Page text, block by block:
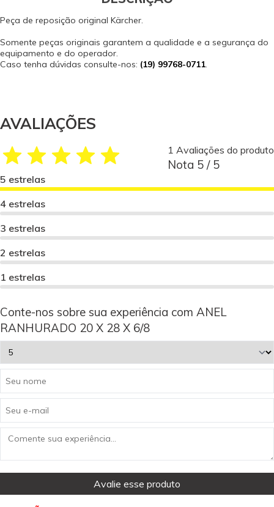
Peça de reposição original Kärcher.
Somente peças originais garantem a qualidade e a segurança do
equipamento e do operador.
Caso tenha dúvidas consulte-nos: (19) 99768-0711.
AVALIAÇÕES
1 Avaliações do produto
Nota 5 / 5
5 estrelas
4 estrelas
3 estrelas
2 estrelas
1 estrelas
Conte-nos sobre sua experiência com ANEL
RANHURADO 20 X 28 X 6/8
Avalie esse produto